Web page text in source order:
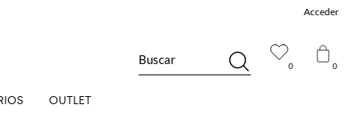
0 0
Buscar
Acceder
OUTLET